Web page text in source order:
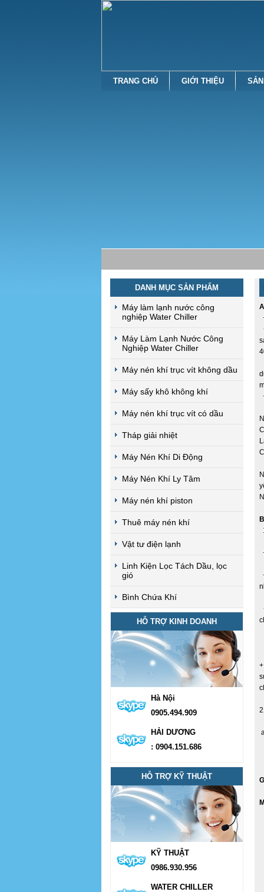
TRANG CHỦ GIỚI THIỆU
DANH MỤC SẢN PHẨM
Máy làm lạnh nước công
nghiệp Water Chiller
Máy Làm Lạnh Nước Công
Nghiệp Water Chiller
Máy nén khí trục vít không dầu
Máy sấy khô không khí
Máy nén khí trục vít có dầu
Tháp giải nhiệt
Máy Nén Khí Di Động
Máy Nén Khí Ly Tâm
Máy nén khí piston
Thuê máy nén khí
Vật tư điện lạnh
Linh Kiện Lọc Tách Dầu, lọc
gió
Bình Chứa Khí
HỖ TRỢ KINH DOANH
Hà Nội
0905.494.909
HẢI DƯƠNG
: 0904.151.686
HỖ TRỢ KỸ THUẬT
KỸ THUẬT
0986.930.956
WATER CHILLER